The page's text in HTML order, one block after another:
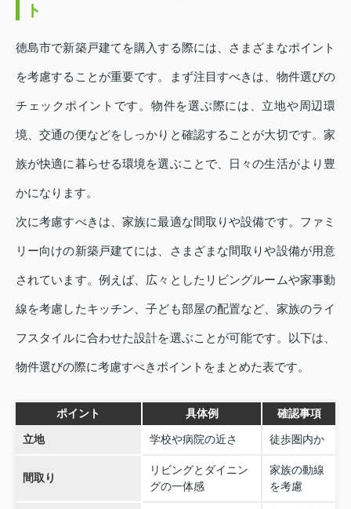
ト
徳島市で新築戸建てを購入する際には、さまざまなポイント
を考慮することが重要です。まず注目すべきは、物件選びの
チェックポイントです。物件を選ぶ際には、立地や周辺環
境、交通の便などをしっかりと確認することが大切です。家
族が快適に暮らせる環境を選ぶことで、日々の生活がより豊
かになります。
次に考慮すべきは、家族に最適な間取りや設備です。ファミ
リー向けの新築戸建てには、さまざまな間取りや設備が用意
されています。例えば、広々としたリビングルームや家事動
線を考慮したキッチン、子ども部屋の配置など、家族のライ
フスタイルに合わせた設計を選ぶことが可能です。以下は、
物件選びの際に考慮すべきポイントをまとめた表です。
ポイント 具体例 確認事項
立地 学校や病院の近さ 徒歩圏内か
間取り
リビングとダイニン
グの一体感
家族の動線
を考慮